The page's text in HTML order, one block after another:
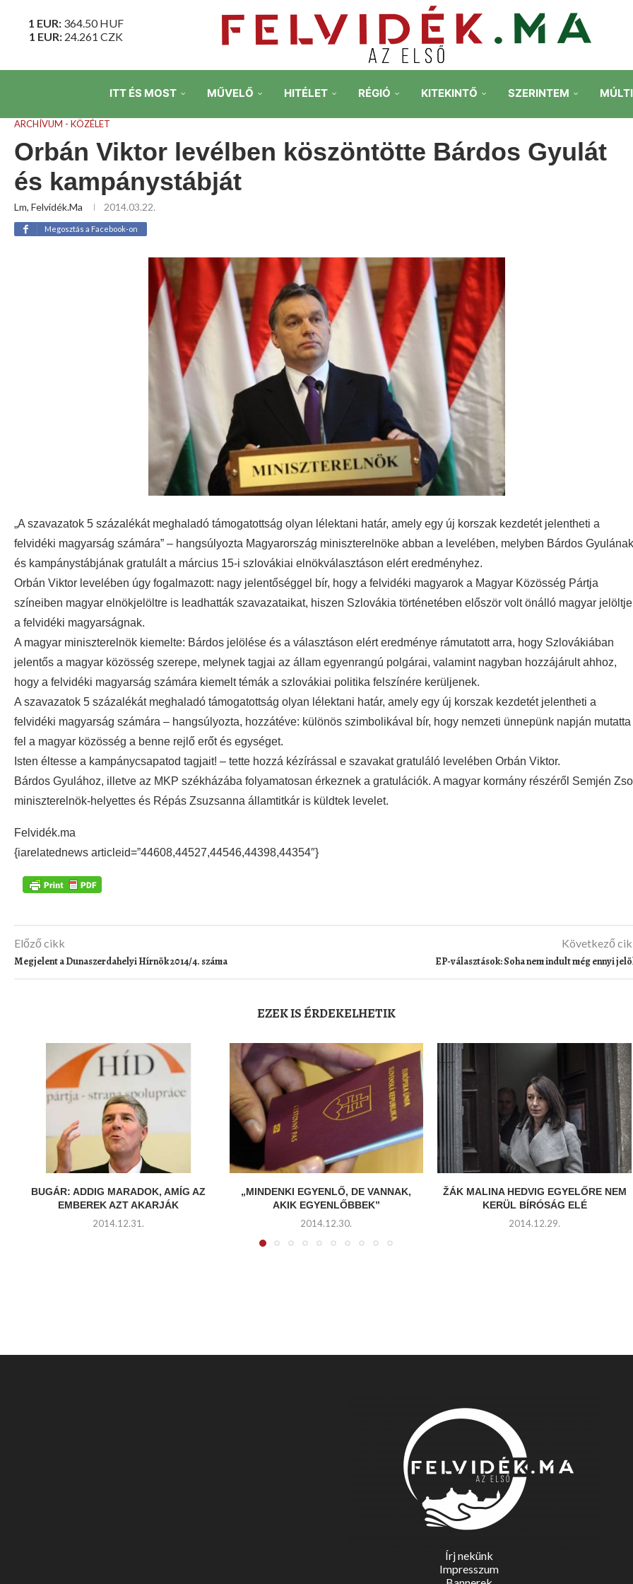
1 EUR: 364.50HUF
1 EUR: 24.261 CZK
ITT ÉS MOST MŰVELŐ HITÉLET RÉGIÓ KITEKINTŐ SZERINTEM
ARCHÍVUM - KÖZÉLET
Orbán Viktor levélben köszöntötte Bárdos Gyulát
és kampánystábját
Lm, Felvidék.ma 2014.03.22.
Megosztás a Facebook-on
„A szavazatok 5 százalékát meghaladó támogatottság olyan lélektani határ, amely egy új korszak kezdetét jelentheti a
felvidéki magyarság számára” – hangsúlyozta Magyarország miniszterelnöke abban a levelében, melyben Bárdos Gyulának
és kampánystábjának gratulált a március 15-i szlovákiai elnökválasztáson elért eredményhez.
Orbán Viktor levelében úgy fogalmazott: nagy jelentőséggel bír, hogy a felvidéki magyarok a Magyar Közösség Pártja
színeiben magyar elnökjelöltre is leadhatták szavazataikat, hiszen Szlovákia történetében először volt önálló magyar jelöltje
a felvidéki magyarságnak.
A magyar miniszterelnök kiemelte: Bárdos jelölése és a választáson elért eredménye rámutatott arra, hogy Szlovákiában
jelentős a magyar közösség szerepe, melynek tagjai az állam egyenrangú polgárai, valamint nagyban hozzájárult ahhoz,
hogy a felvidéki magyarság számára kiemelt témák a szlovákiai politika felszínére kerüljenek.
A szavazatok 5 százalékát meghaladó támogatottság olyan lélektani határ, amely egy új korszak kezdetét jelentheti a
felvidéki magyarság számára – hangsúlyozta, hozzátéve: különös szimbolikával bír, hogy nemzeti ünnepünk napján mutatta
fel a magyar közösség a benne rejlő erőt és egységet.
Isten éltesse a kampánycsapatod tagjait! – tette hozzá kézírással e szavakat gratuláló levelében Orbán Viktor.
Bárdos Gyulához, illetve az MKP székházába folyamatosan érkeznek a gratulációk. A magyar kormány részéről Semjén
miniszterelnök-helyettes és Répás Zsuzsanna államtitkár is küldtek levelet.
Felvidék.ma
{iarelatednews articleid=”44608,44527,44546,44398,44354″}
Előző cikk
Megjelent a Dunaszerdahelyi Hírnök 2014/4. száma
Következő
EP-választások: Soha nem indult még ennyi
EZEK IS ÉRDEKELHETIK
BUGÁR: ADDIG MARADOK, AMÍG AZ
EMBEREK AZT AKARJÁK
2014.12.31.
„MINDENKI EGYENLŐ, DE VANNAK,
AKIK EGYENLŐBBEK”
2014.12.30.
ŽÁK MALINA HEDVIG EGYELŐRE NEM
KERÜL BÍRÓSÁG ELÉ
2014.12.29.
Írj nekünk
Impresszum